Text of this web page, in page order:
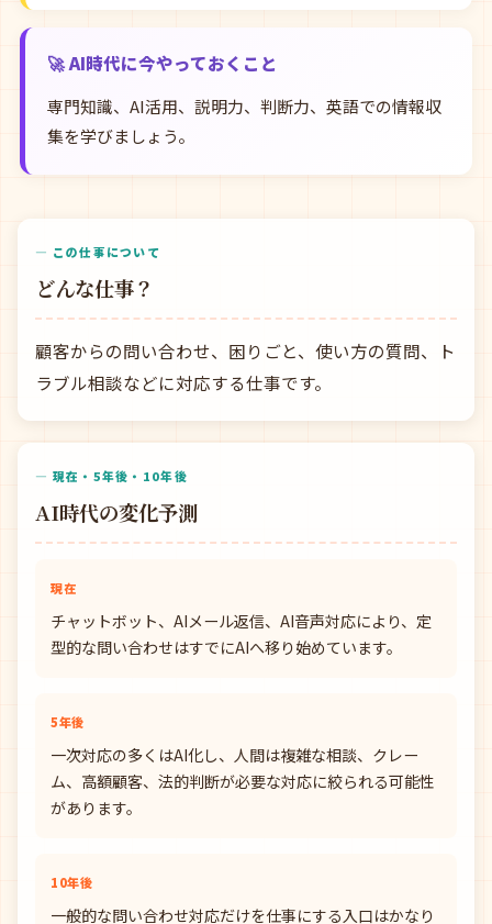
🚀 AI時代に今やっておくこと
専門知識、AI活用、説明力、判断力、英語での情報収
集を学びましょう。
— この仕事について
どんな仕事？
顧客からの問い合わせ、困りごと、使い方の質問、ト
ラブル相談などに対応する仕事です。
— 現在・5年後・10年後
AI時代の変化予測
現在
チャットボット、AIメール返信、AI音声対応により、定
型的な問い合わせはすでにAIへ移り始めています。
5年後
一次対応の多くはAI化し、人間は複雑な相談、クレー
ム、高額顧客、法的判断が必要な対応に絞られる可能性
があります。
10年後
一般的な問い合わせ対応だけを仕事にする入口はかなり